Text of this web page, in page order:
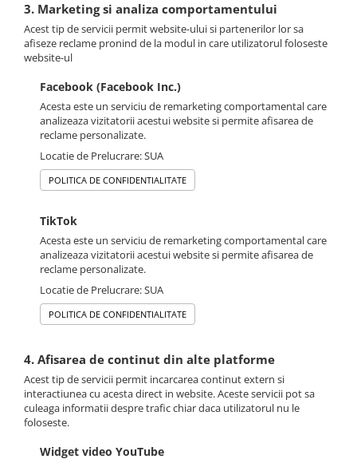
3. Marketing si analiza comportamentului
Acest tip de servicii permit website-ului si partenerilor lor sa
afiseze reclame pronind de la modul in care utilizatorul foloseste
website-ul
Facebook (Facebook Inc.)
Acesta este un serviciu de remarketing comportamental care
analizeaza vizitatorii acestui website si permite afisarea de
reclame personalizate.
Locatie de Prelucrare: SUA
POLITICA DE CONFIDENTIALITATE
TikTok
Acesta este un serviciu de remarketing comportamental care
analizeaza vizitatorii acestui website si permite afisarea de
reclame personalizate.
Locatie de Prelucrare: SUA
POLITICA DE CONFIDENTIALITATE
4. Afisarea de continut din alte platforme
Acest tip de servicii permit incarcarea continut extern si
interactiunea cu acesta direct in website. Aceste servicii pot sa
culeaga informatii despre trafic chiar daca utilizatorul nu le
foloseste.
Widget video YouTube